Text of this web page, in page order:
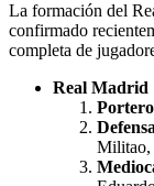
La formación del
confirmado
completa de
Real Madrid
Militao,